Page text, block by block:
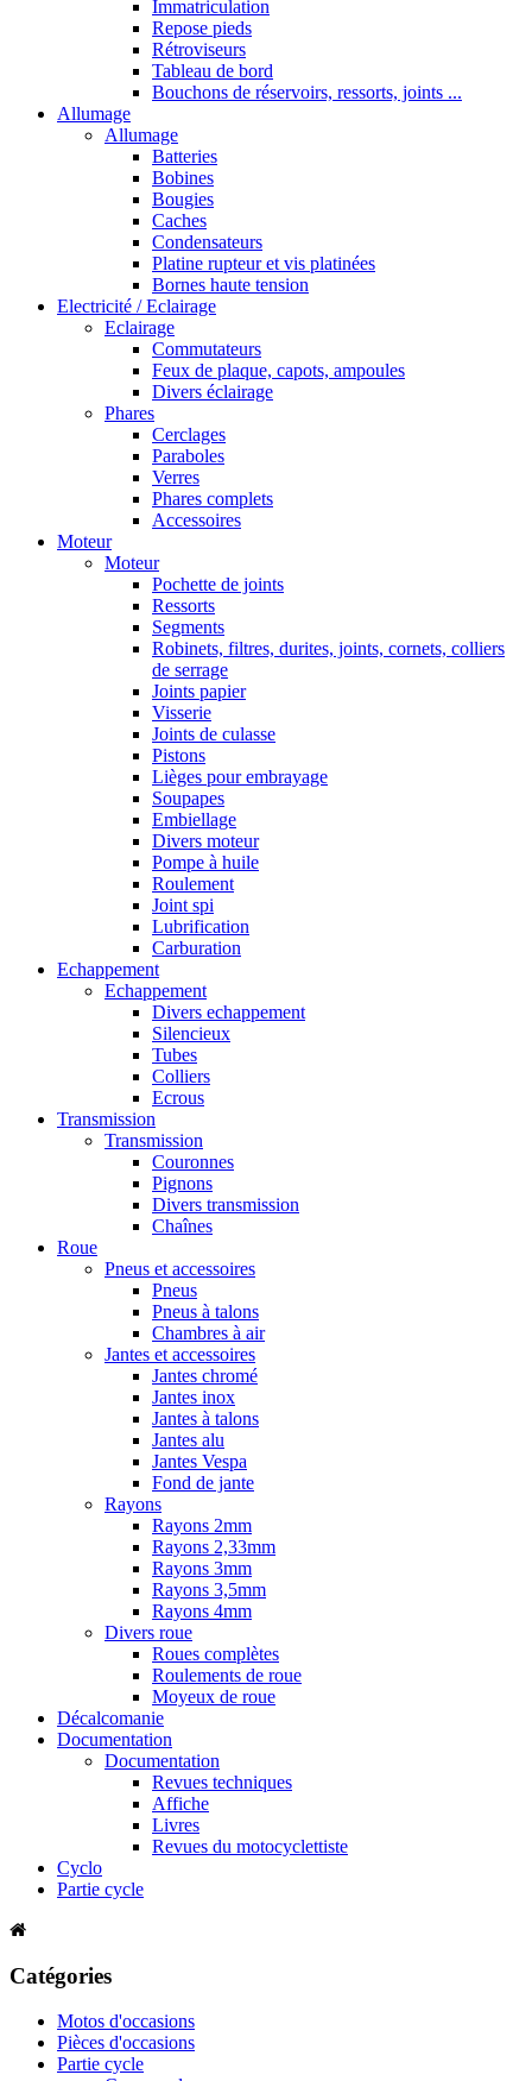
Immatriculation
Repose pieds
Rétroviseurs
Tableau de bord
Bouchons de réservoirs, ressorts, joints ...
Allumage
Allumage
Batteries
Bobines
Bougies
Caches
Condensateurs
Platine rupteur et vis platinées
Bornes haute tension
Electricité / Eclairage
Eclairage
Commutateurs
Feux de plaque, capots, ampoules
Divers éclairage
Phares
Cerclages
Paraboles
Verres
Phares complets
Accessoires
Moteur
Moteur
Pochette de joints
Ressorts
Segments
Robinets, filtres, durites, joints, cornets, colliers
de serrage
Joints papier
Visserie
Joints de culasse
Pistons
Lièges pour embrayage
Soupapes
Embiellage
Divers moteur
Pompe à huile
Roulement
Joint spi
Lubrification
Carburation
Echappement
Echappement
Divers echappement
Silencieux
Tubes
Colliers
Ecrous
Transmission
Transmission
Couronnes
Pignons
Divers transmission
Chaînes
Roue
Pneus et accessoires
Pneus
Pneus à talons
Chambres à air
Jantes et accessoires
Jantes chromé
Jantes inox
Jantes à talons
Jantes alu
Jantes Vespa
Fond de jante
Rayons
Rayons 2mm
Rayons 2,33mm
Rayons 3mm
Rayons 3,5mm
Rayons 4mm
Divers roue
Roues complètes
Roulements de roue
Moyeux de roue
Décalcomanie
Documentation
Documentation
Revues techniques
Affiche
Livres
Revues du motocyclettiste
Cyclo
Partie cycle
Catégories
Motos d'occasions
Pièces d'occasions
Partie cycle